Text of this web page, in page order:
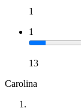
1
1
13
Carolina